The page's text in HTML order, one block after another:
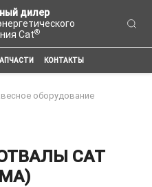
дилер
Cat®
КОНТАКТЫ
оборудование
CAT